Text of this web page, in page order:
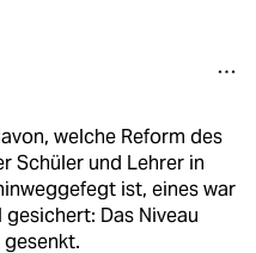
welche Reform des
Schüler und Lehrer in
ist, eines war
gesichert: Das Niveau